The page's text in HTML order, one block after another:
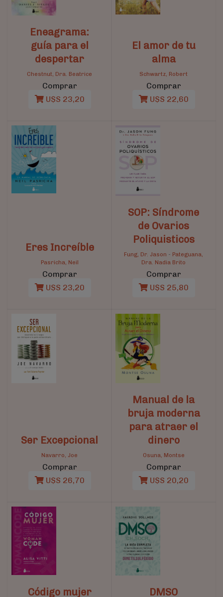
Eneagrama:
guía para el
despertar
Chestnut, Dra. Beatrice
Comprar
U$S 23,20
El amor de tu
alma
Schwartz, Robert
Comprar
U$S 22,60
Eres Increíble
Pasricha, Neil
Comprar
U$S 23,20
SOP: Síndrome
de Ovarios
Poliquisticos
Fung, Dr. Jason - Pateguana,
Dra. Nadia Brito
Comprar
U$S 25,80
Ser Excepcional
Navarro, Joe
Comprar
U$S 26,70
Manual de la
bruja moderna
para atraer el
dinero
Osuna, Montse
Comprar
U$S 20,20
Código mujer DMSO